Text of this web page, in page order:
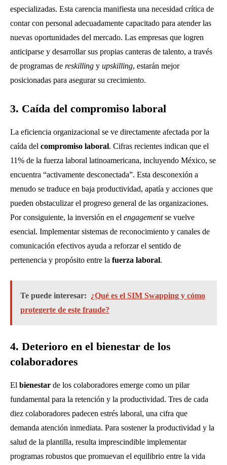
especializadas. Esta carencia manifiesta una necesidad crítica de
contar con personal adecuadamente capacitado para atender las
nuevas oportunidades del mercado. Las empresas que logren
anticiparse y desarrollar sus propias canteras de talento, a través
de programas de reskilling y upskilling, estarán mejor
posicionadas para asegurar su crecimiento.
3. Caída del compromiso laboral
La eficiencia organizacional se ve directamente afectada por la
caída del compromiso laboral. Cifras recientes indican que el
11% de la fuerza laboral latinoamericana, incluyendo México, se
encuentra “activamente desconectada”. Esta desconexión a
menudo se traduce en baja productividad, apatía y acciones que
pueden obstaculizar el progreso general de las organizaciones.
Por consiguiente, la inversión en el engagementse vuelve
esencial. Implementar sistemas de reconocimiento y canales de
comunicación efectivos ayuda a reforzar el sentido de
pertenencia y propósito entre la fuerza laboral.
Te puede interesar: ¿Qué es el SIM Swapping y cómo
protegerte de este fraude?
4. Deterioro en el bienestar de los
colaboradores
El bienestar de los colaboradores emerge como un pilar
fundamental para la retención y la productividad. Tres de cada
diez colaboradores padecen estrés laboral, una cifra que
demanda atención inmediata. Para sostener la productividad y la
salud de la plantilla, resulta imprescindible implementar
programas robustos que promuevan el equilibrio entre la vida